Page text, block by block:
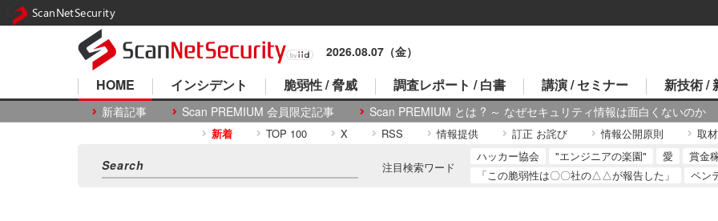
2026.08.07（金）
HOME
新着記事 Scan PREMIUM 会員限定記事 Scan PREMIUM とは ? ～ なぜセキュリティ情報は面白くないのか
インシデント 脆弱性 / 脅威 調査レポート / 白書 講演 / セミナー 新技術 /
新着 TOP 100 X RSS 情報提供 訂正 お詫び 情報公開原則 取
注目検索ワード
ハッカー協会 "エンジニアの楽園" 愛 賞金
「この脆弱性は〇〇社の△△が報告した」
ペン
ScanNetSecurity